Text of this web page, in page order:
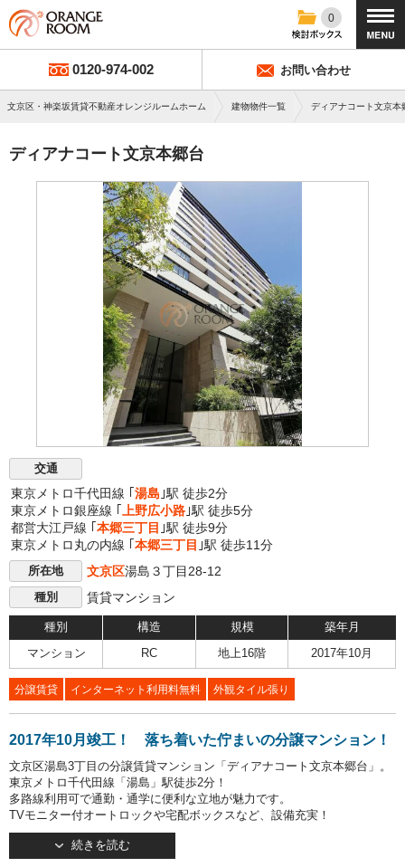
0
0120-974-002 お問い合わせ
文京区・神楽坂賃貸不動産オレンジルームホーム 建物物件一覧 ディアナコート文京本
ディアナコート文京本郷台
交通
東京メトロ千代田線 ｢ 湯島 ｣駅 徒歩2分
東京メトロ銀座線 ｢
上野広小路 ｣駅 徒歩5分
都営大江戸線 ｢ 本郷三丁目 ｣駅 徒歩9分
東京メトロ丸の内線 ｢ 本郷三丁目 ｣駅 徒歩11分
所在地 文京区湯島３丁目28-12
種別 賃貸マンション
種別 構造 規模 築年月
マンション RC 地上16階 2017年10月
分譲賃貸 インターネット利用料無料 外観タイル張り
2017年10月竣工！ 落ち着いた佇まいの分譲マンション！
文京区湯島3丁目の分譲賃貸マンション「ディアナコート文京本郷台」。
東京メトロ千代田線「湯島」駅徒歩2分！
多路線利用可で通勤・通学に便利な立地が魅力です。
TVモニター付オートロックや宅配ボックスなど、設備充実！
○周辺環境○
続きを読む